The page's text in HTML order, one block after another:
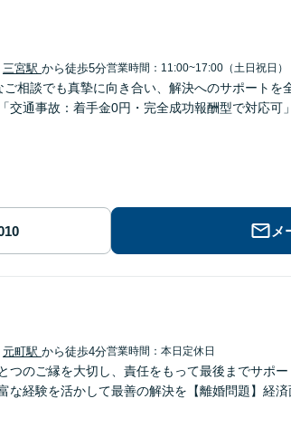
三宮駅 から徒歩5分営業時間：11:00~17:00（土日祝日）
ご相談でも真摯に向き合い、解決へのサポート
交通事故：着手金0円・完全成功報酬型で対応可
メ
元町駅 から徒歩4分営業時間：本日定休日
つのご縁を大切し、責任をもって最後までサポ
な経験を活かして最善の解決を【離婚問題】経